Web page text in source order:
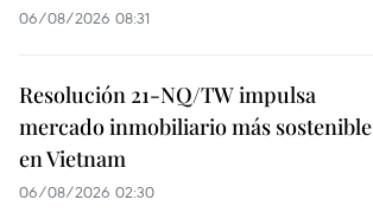
06/08/2026 08:31
Resolución 21-NQ/TW impulsa
mercado inmobiliario más sostenible
en Vietnam
06/08/2026 02:30